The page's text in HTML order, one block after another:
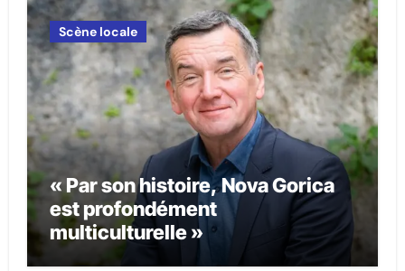
Scène locale
« Par son histoire, Nova Gorica
est profondément
multiculturelle »